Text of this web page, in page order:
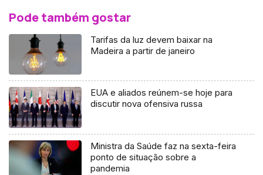
Pode também gostar
Tarifas da luz devem baixar na
Madeira a partir de janeiro
EUA e aliados reúnem-se hoje para
discutir nova ofensiva russa
Ministra da Saúde faz na sexta-feira
ponto de situação sobre a
pandemia